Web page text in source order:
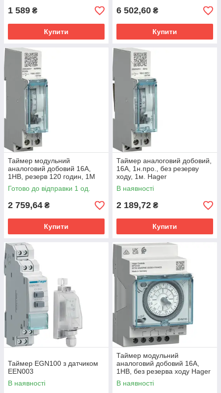
1 589 ₴
Купити
6 502,60 ₴
Купити
Таймер модульний
аналоговий добовий 16А,
1НВ, резерв 120 годин, 1М
Hager
Готово до відправки 1 од.
2 759,64 ₴
Купити
Таймер аналоговий добовий,
16А, 1н.про., без резерву
ходу, 1м. Hager
В наявності
2 189,72 ₴
Купити
Таймер EGN100 з датчиком
EEN003
В наявності
Таймер модульний
аналоговий добовий 16А,
1НВ, без резерва ходу Hager
В наявності